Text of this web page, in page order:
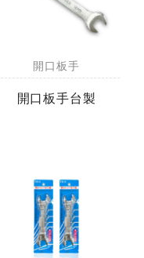
開口板手
開口板手台製